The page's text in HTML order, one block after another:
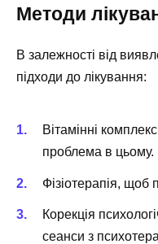
Методи
В залежності від
підходи до лікування:
Вітамінні
проблема в цьому.
Фізіотерапія, щоб
Корекція
сеанси з